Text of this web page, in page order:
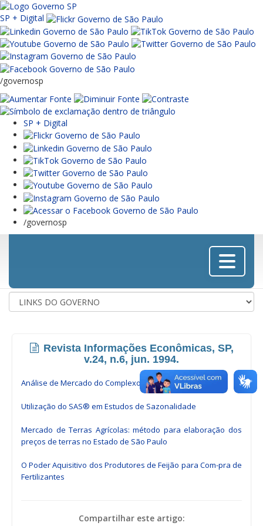
SP + Digital
/governosp
SP + Digital
/governosp
Menu
Revista Informações Econômicas, SP,
v.24, n.6, jun. 1994.
Análise de Mercado do Complexo Girassol
Utilização do SAS® em Estudos de Sazonalidade
Mercado de Terras Agrícolas: método para elaboração dos
preços de terras no Estado de São Paulo
O Poder Aquisitivo dos Produtores de Feijão para Com-pra de
Fertilizantes
Compartilhar este artigo: